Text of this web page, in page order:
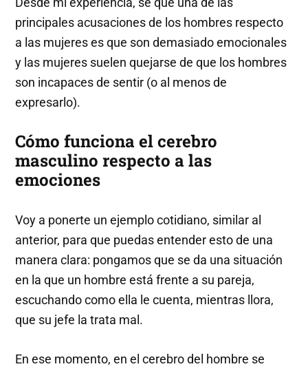
principales acusaciones de los hombres respecto
a las mujeres es que son demasiado emocionales
y las mujeres suelen quejarse de que los hombres
son incapaces de sentir (o al menos de
expresarlo).
Cómo funciona el cerebro
masculino respecto a las
emociones
Voy a ponerte un ejemplo cotidiano, similar al
anterior, para que puedas entender esto de una
manera clara: pongamos que se da una situación
en la que un hombre está frente a su pareja,
escuchando como ella le cuenta, mientras llora,
que su jefe la trata mal.
En ese momento, en el cerebro del hombre se